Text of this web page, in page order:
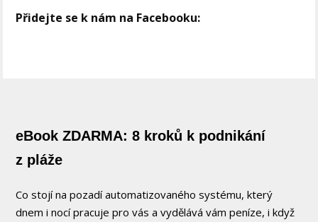
Přidejte se k nám na Facebooku:
eBook ZDARMA: 8 kroků k podnikání
z pláže
Co stojí na pozadí automatizovaného systému, který
dnem i nocí pracuje pro vás a vydělává vám peníze, i když